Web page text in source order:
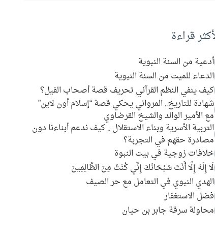
قراءة
أدعية من السنة النبوية
الدعاء للميت من السنة النبوية
كيف ينفي النظم القرآني تحريف قصة أصحاب الفيل؟
شهادة للتاريخ.. المرواني يحكي قصة “إسلام أون لاين”
مع الأمير الوالد والشيخ القرضاوي
التربية الأسرية وبناء الاستقلال .. كيف ندعم أبناءنا دون
مصادرة حقهم في التجربة؟
خلافات زوجية في بيت النبوة
لَا إِلَهَ إِلَّا أَنْتَ سُبْحَانَكَ إِنِّي كُنْتُ مِنَ الظَّالِمِينَ
الهدي النبوي في التعامل مع حر الصيف
فضل الاستغفار
محاولة سرقة جابر بن حيان